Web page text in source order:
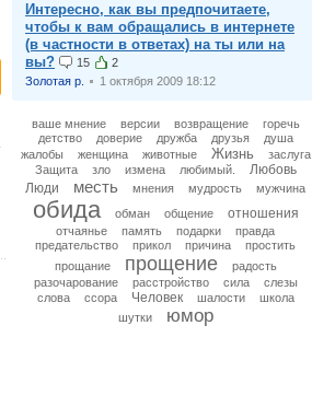
Интересно, как вы предпочитаете,
чтобы к вам обращались в интернете
(в частности в ответах) на ты или на
вы?
15
2
Золотая р.
1 октября 2009 18:12
ваше мнение версии возвращение
горечь
детство
доверие дружба друзья
душа
жалобы
женщина животные Жизнь
заслуга
Защита
зло измена любимый. Любовь
Люди месть мнения мудрость мужчина
обида обман общение отношения
отчаянье память подарки
правда
предательство
прикол причина
простить
прощание
прощение
радость
разочарование
расстройство сила
слезы
слова
ссора Человек шалости
школа
шутки
юмор